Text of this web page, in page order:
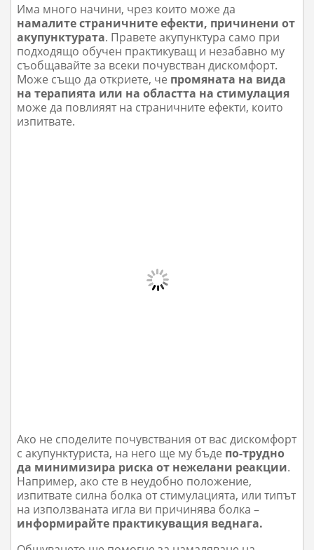
Има много начини, чрез които може да
намалите страничните ефекти, причинени от
акупунктурата. Правете акупунктура само при
подходящо обучен практикуващ и незабавно му
съобщавайте за всеки почувстван дискомфорт.
Може също да откриете, че промяната на вида
на терапията или на областта на стимулация
може да повлияят на страничните ефекти, които
изпитвате.
Ако не споделите почувствания от вас дискомфорт
с акупунктуриста, на него ще му бъде по-трудно
да минимизира риска от нежелани реакции.
Например, ако сте в неудобно положение,
изпитвате силна болка от стимулацията, или типът
на използваната игла ви причинява болка –
информирайте практикуващия веднага.